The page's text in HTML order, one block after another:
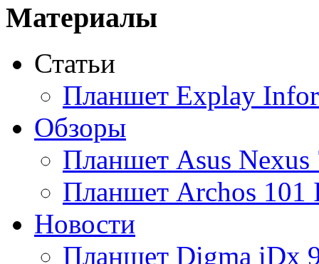
Acme
Ainol
Altinet
Amazon
Amber(4)
Ampe
Apache
Материалы
Статьи
Планшет Explay
Обзоры
Планшет Asus Nexus
Планшет Archos 101
Новости
Планшет Digma iDx